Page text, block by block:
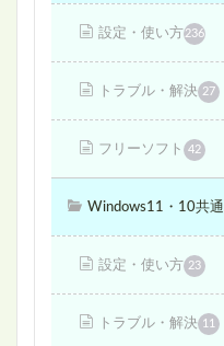
設定・使い方236
トラブル・解決 27
フリーソフト 42
Windows11・10共通
設定・使い方 23
トラブル・解決 11